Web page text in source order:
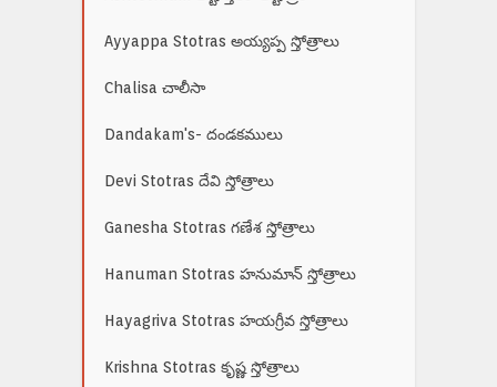
Ayyappa Stotras అయ్యప్ప స్తోత్రాలు
Chalisa చాలీసా
Dandakam's- దండకములు
Devi Stotras దేవి స్తోత్రాలు
Ganesha Stotras గణేశ స్తోత్రాలు
Hanuman Stotras హనుమాన్ స్తోత్రాలు
Hayagriva Stotras హయగ్రీవ స్తోత్రాలు
Krishna Stotras కృష్ణ స్తోత్రాలు